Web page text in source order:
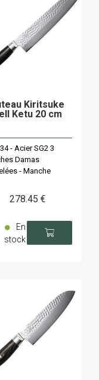
Kiritsuke
Ketu 20 cm
- Acier SG2 3
Damas
- Manche
278.45 €
En
stock